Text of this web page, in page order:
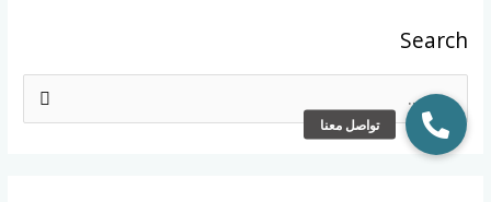
Search
ل